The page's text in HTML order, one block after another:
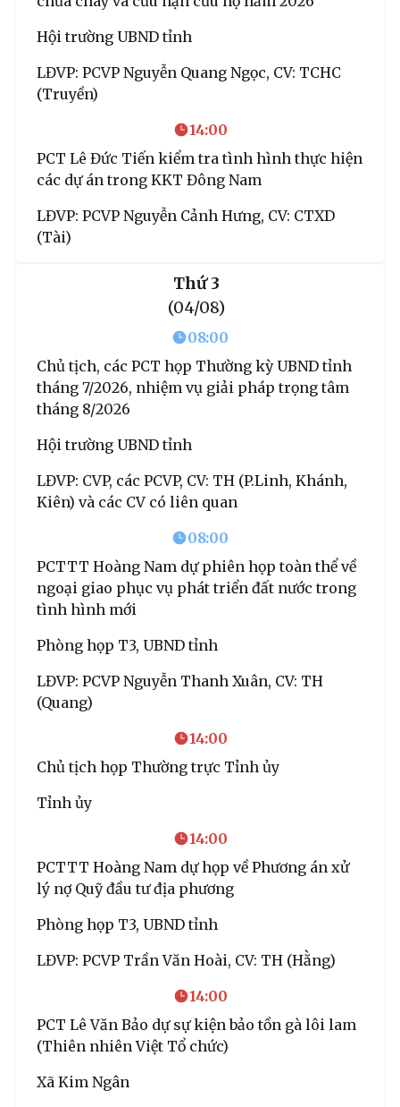
Hội trường UBND tỉnh
LĐVP: PCVP Nguyễn Quang Ngọc, CV: TCHC
(Truyền)
14:00
PCT Lê Đức Tiến kiểm tra tình hình thực hiện
các dự án trong KKT Đông Nam
LĐVP: PCVP Nguyễn Cảnh Hưng, CV: CTXD
(Tài)
Thứ 3
(04/08)
08:00
Chủ tịch, các PCT họp Thường kỳ UBND tỉnh
tháng 7/2026, nhiệm vụ giải pháp trọng tâm
tháng 8/2026
Hội trường UBND tỉnh
LĐVP: CVP, các PCVP, CV: TH (P.Linh, Khánh,
Kiên) và các CV có liên quan
08:00
PCTTT Hoàng Nam dự phiên họp toàn thể về
ngoại giao phục vụ phát triển đất nước trong
tình hình mới
Phòng họp T3, UBND tỉnh
LĐVP: PCVP Nguyễn Thanh Xuân, CV: TH
(Quang)
14:00
Chủ tịch họp Thường trực Tỉnh ủy
Tỉnh ủy
14:00
PCTTT Hoàng Nam dự họp về Phương án xử
lý nợ Quỹ đầu tư địa phương
Phòng họp T3, UBND tỉnh
LĐVP: PCVP Trần Văn Hoài, CV: TH (Hằng)
14:00
PCT Lê Văn Bảo dự sự kiện bảo tồn gà lôi lam
(Thiên nhiên Việt Tổ chức)
Xã Kim Ngân